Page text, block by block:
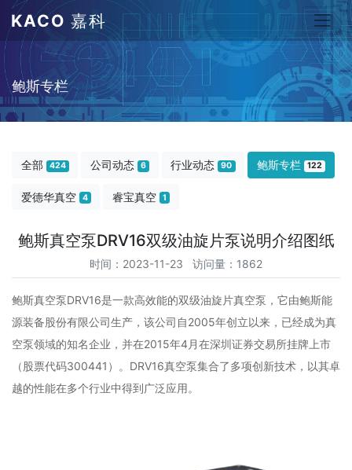
KACO 嘉科
鲍斯专栏
全部 424 公司动态 6 行业动态 90 鲍斯专栏 122
爱德华真空 4 睿宝真空 1
鲍斯真空泵DRV16双级油旋片泵说明介绍图纸
时间：2023-11-23 访问量：1862
鲍斯真空泵DRV16是一款高效能的双级油旋片真空泵，它由鲍斯能
源装备股份有限公司生产，该公司自2005年创立以来，已经成为真
空泵领域的知名企业，并在2015年4月在深圳证券交易所挂牌上市
（股票代码300441）。DRV16真空泵集合了多项创新技术，以其卓
越的性能在多个行业中得到广泛应用。